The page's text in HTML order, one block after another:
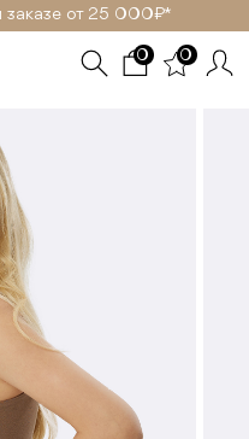
заказе от 25 000₽ *
0 0